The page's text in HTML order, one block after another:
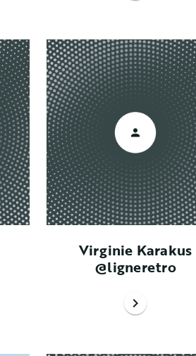
Virginie Karakus
@ligneretro
chevron_right